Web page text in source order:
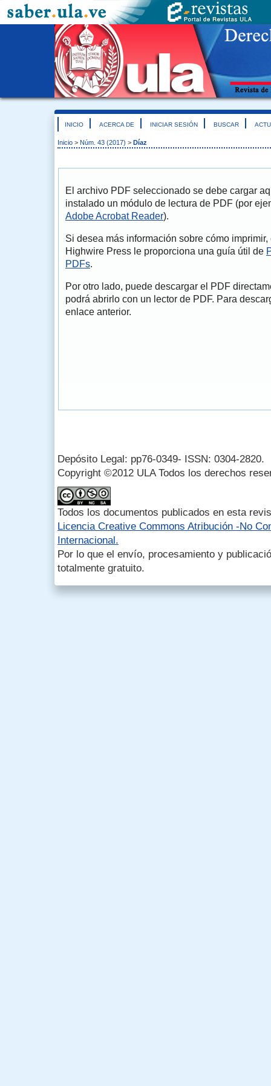
INICIO ACERCA DE INICIAR SESIÓN BUSCAR
Inicio > Núm. 43 (2017) > Díaz
El archivo PDF seleccionado se debe cargar
instalado un módulo de lectura de PDF (por
Adobe Acrobat Reader).
Si desea más información sobre cómo
Highwire Press le proporciona una guía útil de
PDFs.
Por otro lado, puede descargar el PDF
podrá abrirlo con un lector de PDF. Para
enlace anterior.
Depósito Legal: pp76-0349- ISSN: 0304-2820.
Copyright ©2012 ULA Todos los derechos
Todos los documentos publicados en esta
Licencia Creative Commons Atribución -No
Internacional.
Por lo que el envío, procesamiento y
totalmente gratuito.